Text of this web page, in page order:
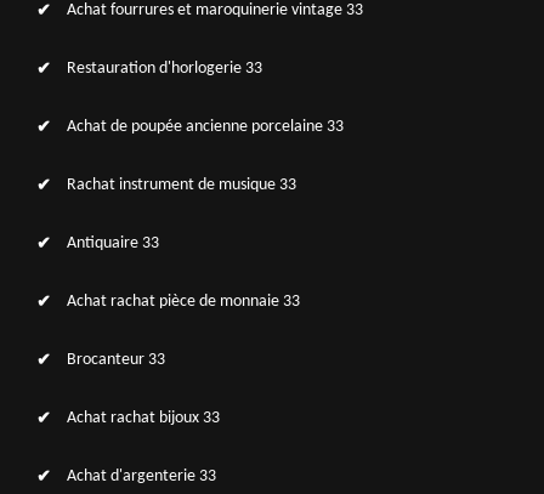
Achat fourrures et maroquinerie vintage 33
Restauration d'horlogerie 33
Achat de poupée ancienne porcelaine 33
Rachat instrument de musique 33
Antiquaire 33
Achat rachat pièce de monnaie 33
Brocanteur 33
Achat rachat bijoux 33
Achat d'argenterie 33